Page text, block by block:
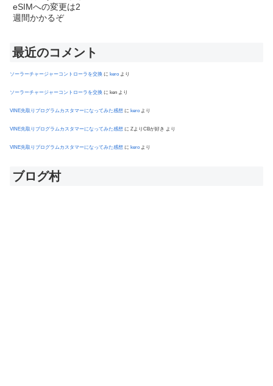
最近のコメント
ソーラーチャージャーコントローラを交換 に kero より
ソーラーチャージャーコントローラを交換 に ken より
VINE先取りプログラムカスタマーになってみた感想 に kero より
VINE先取りプログラムカスタマーになってみた感想 に ZよりCBが好き より
VINE先取りプログラムカスタマーになってみた感想 に kero より
ブログ村